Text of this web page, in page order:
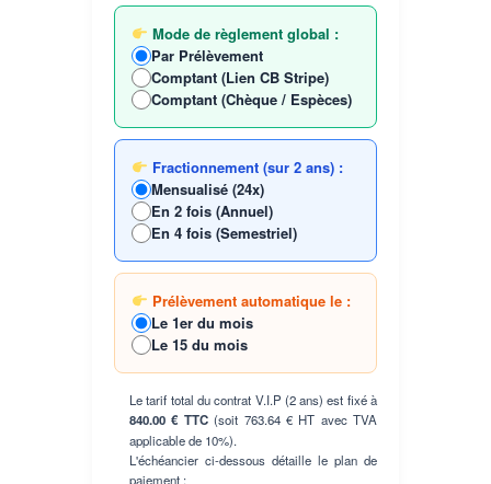
Mode de règlement global :
Par Prélèvement
Comptant (Lien CB Stripe)
Comptant (Chèque / Espèces)
Fractionnement (sur 2 ans) :
Mensualisé (24x)
En 2 fois (Annuel)
En 4 fois (Semestriel)
Prélèvement automatique le :
Le 1er du mois
Le 15 du mois
Le tarif total du contrat V.I.P (2 ans) est fixé à
840.00 € TTC(soit 763.64 € HT avec TVA
applicable de 10%).
L'échéancier ci-dessous détaille le plan de
paiement :